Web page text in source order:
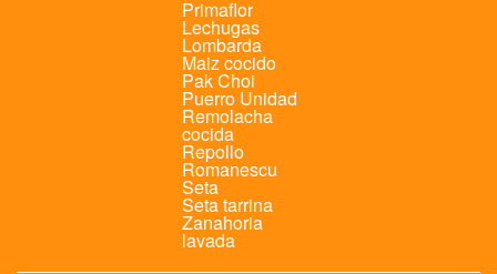
Primaflor
Lechugas
Lombarda
Maiz cocido
Pak Choi
Puerro Unidad
Remolacha
cocida
Repollo
Romanescu
Seta
Seta tarrina
Zanahoria
lavada